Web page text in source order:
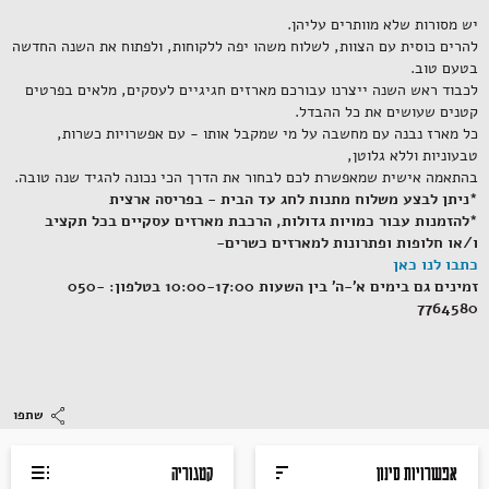
יש מסורות שלא מוותרים עליהן.
להרים כוסית עם הצוות, לשלוח משהו יפה ללקוחות, ולפתוח את השנה החדשה
בטעם טוב.
לכבוד ראש השנה ייצרנו עבורכם מארזים חגיגיים לעסקים, מלאים בפרטים
קטנים שעושים את כל ההבדל.
כל מארז נבנה עם מחשבה על מי שמקבל אותו - עם אפשרויות כשרות,
טבעוניות וללא גלוטן,
בהתאמה אישית שמאפשרת לכם לבחור את הדרך הכי נכונה להגיד שנה טובה.
*ניתן לבצע משלוח מתנות לחג עד הבית - בפריסה ארצית
*להזמנות עבור כמויות גדולות, הרכבת מארזים עסקיים בכל תקציב
ו/או חלופות ופתרונות למארזים כשרים-
כתבו לנו כאן
זמינים גם בימים א'-ה' בין השעות 10:00-17:00 בטלפון: 050-
7764580
שתפו
קטגוריה אפשרויות סינון
ירקות ותוספות
רטבים וסימני החג
טארטים ומאפים
מוצרים לאפיה ובישול בבית
לחמים של הבייקרי
מוצרים מלוחים של הבייקרי
מוצרים קפואים שתמיד צריך
מגשי אירוח מאפים ומלוחים
מגשי אירוח מהמזרח הרחוק
מארזים כשרים
גבינות טבעוניות
ליד הגבינות
שמן וחומץ
ממרחים ורטבים
יין אדום
למביק
כוסות ואביזרים לשתיה
כלי הגשה ואביזרים משלימים